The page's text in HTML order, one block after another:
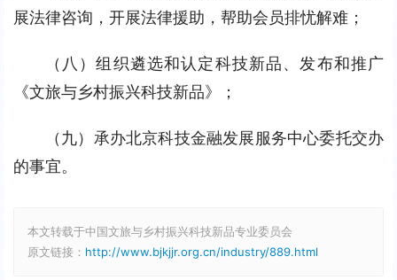
展法律咨询，开展法律援助，帮助会员排忧解难；
（八）组织遴选和认定科技新品、发布和推广
《文旅与乡村振兴科技新品》；
（九）承办北京科技金融发展服务中心委托交办
的事宜。
本文转载于中国文旅与乡村振兴科技新品专业委员会
原文链接： http://www.bjkjjr.org.cn/industry/889.html